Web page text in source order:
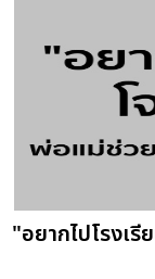
"อยากไปโรงเ